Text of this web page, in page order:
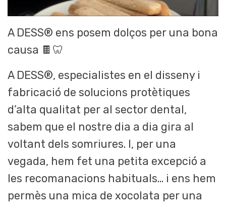
A DESS® ens posem dolços per una bona
causa 🍫🦷
A DESS®, especialistes en el disseny i
fabricació de solucions protètiques
d’alta qualitat per al sector dental,
sabem que el nostre dia a dia gira al
voltant dels somriures. I, per una
vegada, hem fet una petita excepció a
les recomanacions habituals… i ens hem
permès una mica de xocolata per una